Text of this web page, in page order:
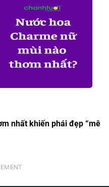
nhất khiến phái đẹp “mê